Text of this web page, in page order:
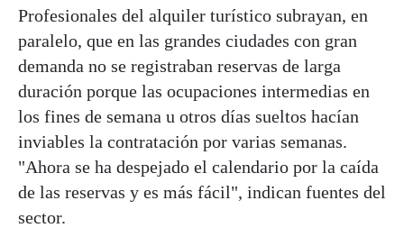
Profesionales del alquiler turístico subrayan, en
paralelo, que en las grandes ciudades con gran
demanda no se registraban reservas de larga
duración porque las ocupaciones intermedias en
los fines de semana u otros días sueltos hacían
inviables la contratación por varias semanas.
"Ahora se ha despejado el calendario por la caída
de las reservas y es más fácil", indican fuentes del
sector.